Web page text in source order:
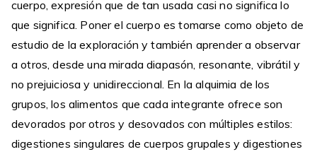
cuerpo, expresión que de tan usada casi no significa lo
que significa. Poner el cuerpo es tomarse como objeto de
estudio de la exploración y también aprender a observar
a otros, desde una mirada diapasón, resonante, vibrátil y
no prejuiciosa y unidireccional. En la alquimia de los
grupos, los alimentos que cada integrante ofrece son
devorados por otros y desovados con múltiples estilos:
digestiones singulares de cuerpos grupales y digestiones